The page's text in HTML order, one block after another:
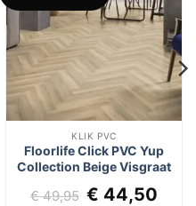
aan
verlanglijst
KLIK PVC
Floorlife Click PVC Yup
Collection Beige Visgraat
€49,95 € 44,50